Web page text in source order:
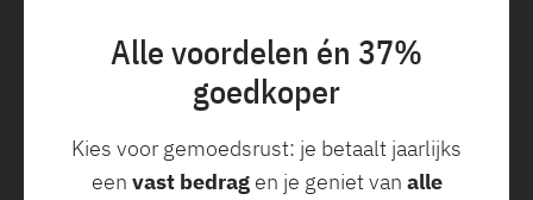
Alle voordelen én 37%
goedkoper
Kies voor gemoedsrust: je betaalt jaarlijks
een vast bedragen je geniet van alle